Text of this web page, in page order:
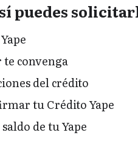
puedes
convenga
del crédito
tu Crédito Yape
de tu Yape